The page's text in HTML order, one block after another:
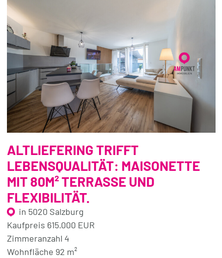
ALTLIEFERING TRIFFT
LEBENSQUALITÄT: MAISONETTE
MIT 80M² TERRASSE UND
FLEXIBILITÄT.
in 5020 Salzburg
Kaufpreis 615.000 EUR
Zimmeranzahl 4
Wohnfläche 92 m²